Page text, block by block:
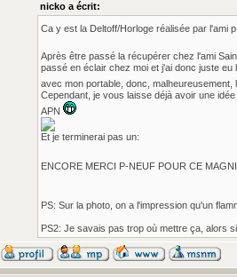
nicko a écrit:
Ca y est la Deltoff/Horloge réalisée par l'ami
Après être passé la récupérer chez l'ami
passé en éclair chez moi et j'ai donc juste
avec mon portable, donc,
Cependant, je vous laisse déjà avoir une
APN
Et je terminerai pas un:
ENCORE MERCI P-NEUF POUR CE
PS: Sur la photo, on a l'impression qu'un
PS2: Je savais pas trop où mettre ça, alors